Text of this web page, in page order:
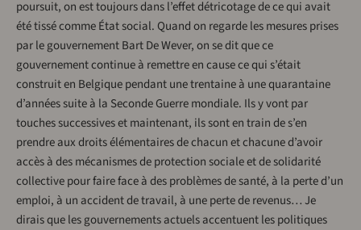
poursuit, on est toujours dans l’effet détricotage de ce qui avait
été tissé comme État social. Quand on regarde les mesures prises
par le gouvernement Bart De Wever, on se dit que ce
gouvernement continue à remettre en cause ce qui s’était
construit en Belgique pendant une trentaine à une quarantaine
d’années suite à la Seconde Guerre mondiale. Ils y vont par
touches successives et maintenant, ils sont en train de s’en
prendre aux droits élémentaires de chacun et chacune d’avoir
accès à des mécanismes de protection sociale et de solidarité
collective pour faire face à des problèmes de santé, à la perte d’un
emploi, à un accident de travail, à une perte de revenus… Je
dirais que les gouvernements actuels accentuent les politiques